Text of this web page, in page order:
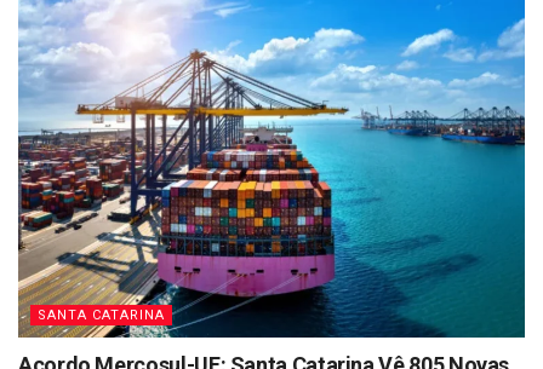
SANTA CATARINA